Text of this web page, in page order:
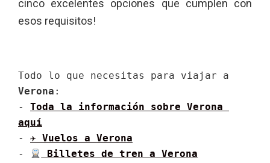
cinco excelentes opciones que cumplen con
esos requisitos!
Verona :
- Toda la información sobre Verona
aquí
- ✈ Vuelos a Verona
-
Billetes de tren a Verona